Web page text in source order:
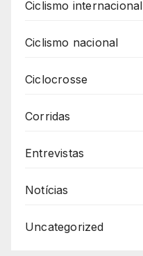
Ciclismo internacional
Ciclismo nacional
Ciclocrosse
Corridas
Entrevistas
Notícias
Uncategorized